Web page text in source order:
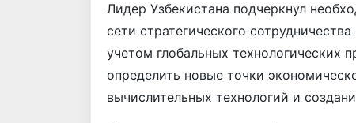
Лидер Узбекистана подчеркнул
сети стратегического
учетом глобальных технологических
определить новые точки
вычислительных технологий и